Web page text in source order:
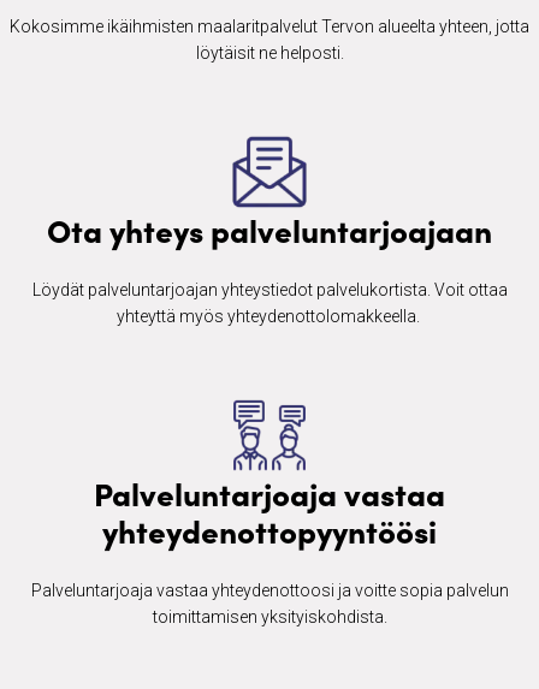
Kokosimme ikäihmisten ​maalaritpalvelut Tervon alueelta yhteen, jotta
löytäisit ne helposti.
Ota yhteys palveluntarjoajaan
Löydät palveluntarjoajan yhteystiedot palvelukortista. Voit ottaa
yhteyttä myös yhteydenottolomakkeella. ​
Palveluntarjoaja vastaa
yhteydenottopyyntöösi
Palveluntarjoaja vastaa yhteydenottoosi ja voitte sopia palvelun
toimittamisen yksityiskohdista.